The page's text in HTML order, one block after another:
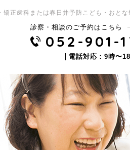
正歯科または春日井予防こども・おとな
診察・相談のご予約はこちら
052-901-
電話対応：9時〜